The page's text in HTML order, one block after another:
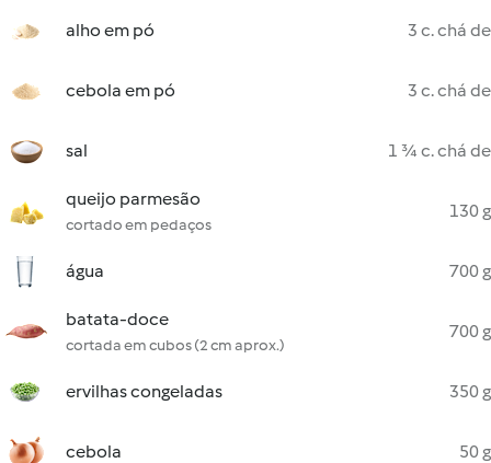
alho em pó 3 c. chá de
cebola em pó 3 c. chá de
sal 1 ¾ c. chá de
queijo parmesão
cortado em pedaços
130 g
água 700 g
batata-doce
cortada em cubos (2 cm aprox.)
700 g
ervilhas congeladas 350 g
cebola 50 g